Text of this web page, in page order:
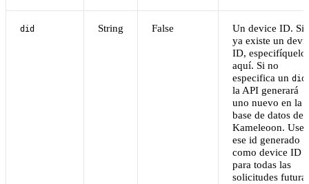
did String False
Un device ID. Si
ya existe un
ID, especifíquelo
aquí. Si no
especifica un did
la API generará
uno nuevo en la
base de datos de
Kameleoon. Use
ese id generado
como device ID
para todas las
solicitudes